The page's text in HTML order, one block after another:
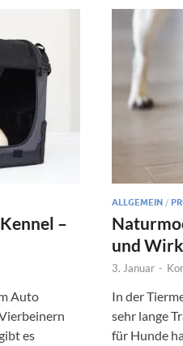
–
Auto
es
ALLGEMEIN /
und
3. Januar -
In der
sehr lange
für Hunde